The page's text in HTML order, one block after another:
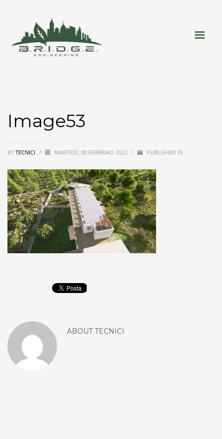
Image53
BY TECNICI / MARTEDÌ, 08 FEBBRAIO 2022 / PUBLISHED IN
ABOUTTECNICI